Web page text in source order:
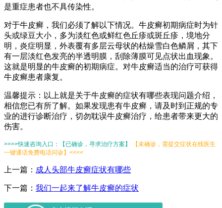
是重症患者也不具传染性。
对于牛皮癣，我们必须了解以下情况。牛皮癣初期病症时为针
头或绿豆大小，多为淡红色或鲜红色丘疹或斑丘疹，境地分
明，炎症明显，外表覆有多层云母状的枯燥雪白色鳞屑，其下
有一层淡红色发亮的半透明膜，刮除薄膜可见点状出血现象。
这就是明显的牛皮癣的初期病症。对牛皮癣适当的治疗可获得
牛皮癣患者康复。
温馨提示：以上就是关于牛皮癣的症状有哪些表现问题介绍，
相信您已有所了解。如果发现患有牛皮癣，请及时到正规的专
业的进行诊断治疗，切勿耽误牛皮癣治疗，给患者带来更大的
伤害。
>>>>快速咨询入口：【已确诊，寻求治疗方案】
【未确诊，需提交症状在线医生
一键通话免费电话问诊】<<<<
上一篇： 成人头部牛皮癣症状有哪些
下一篇： 我们一起来了解牛皮癣的症状